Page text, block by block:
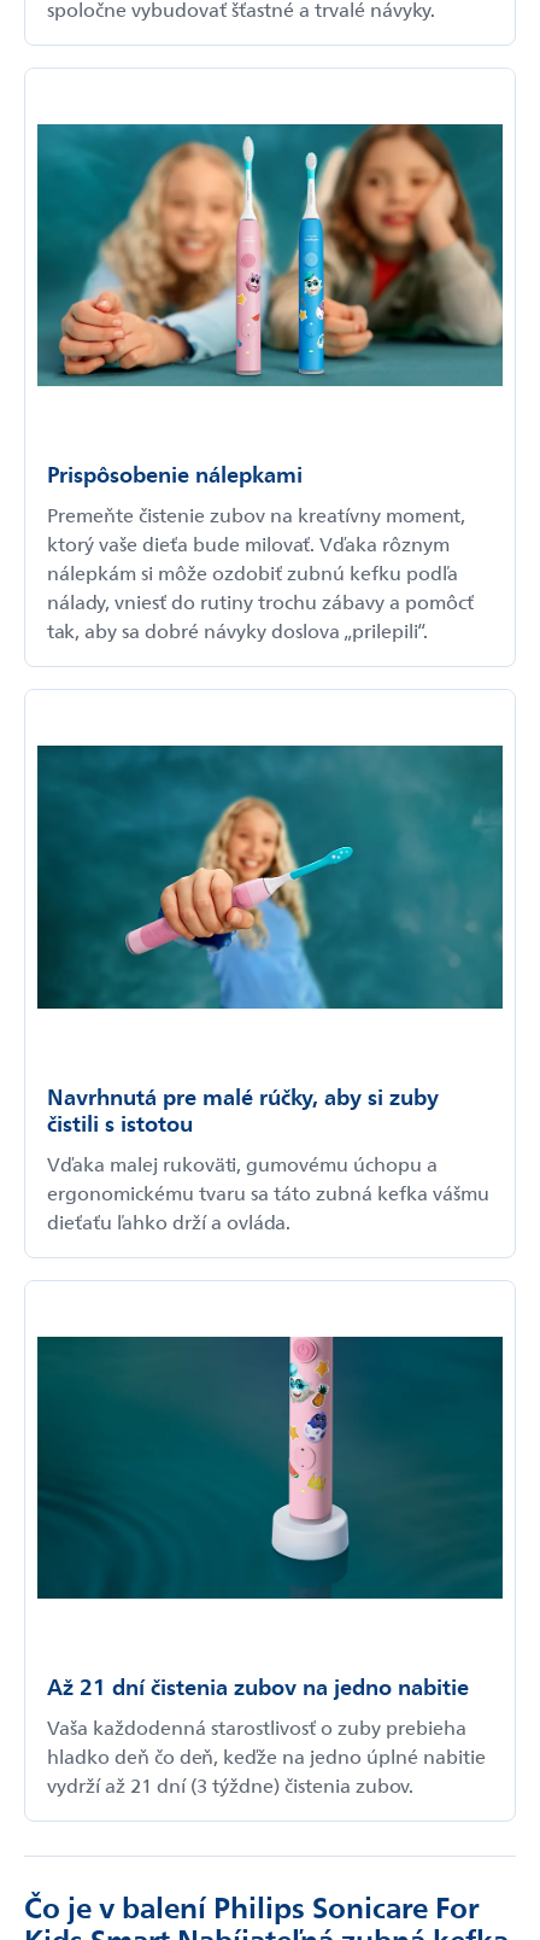
spoločne vybudovať šťastné a trvalé návyky.
Prispôsobenie nálepkami
Premeňte čistenie zubov na kreatívny moment,
ktorý vaše dieťa bude milovať. Vďaka rôznym
nálepkám si môže ozdobiť zubnú kefku podľa
nálady, vniesť do rutiny trochu zábavy a pomôcť
tak, aby sa dobré návyky doslova „prilepili“.
Navrhnutá pre malé rúčky, aby si zuby
čistili s istotou
Vďaka malej rukoväti, gumovému úchopu a
ergonomickému tvaru sa táto zubná kefka vášmu
dieťaťu ľahko drží a ovláda.
Až 21 dní čistenia zubov na jedno nabitie
Vaša každodenná starostlivosť o zuby prebieha
hladko deň čo deň, keďže na jedno úplné nabitie
vydrží až 21 dní (3 týždne) čistenia zubov.
Čo je v balení Philips Sonicare For